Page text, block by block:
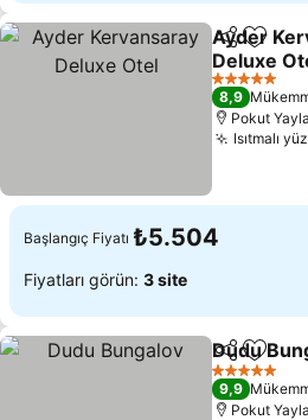
Paylaş
Ayder
Deluxe
5 Yıldız
8,9
Pokut
Isıtmalı
Başlangıç Fiyatı ₺5.504
Fiyatları görün: 3 site
Paylaş
Dudu
5 Yıldız
9,9
Pokut